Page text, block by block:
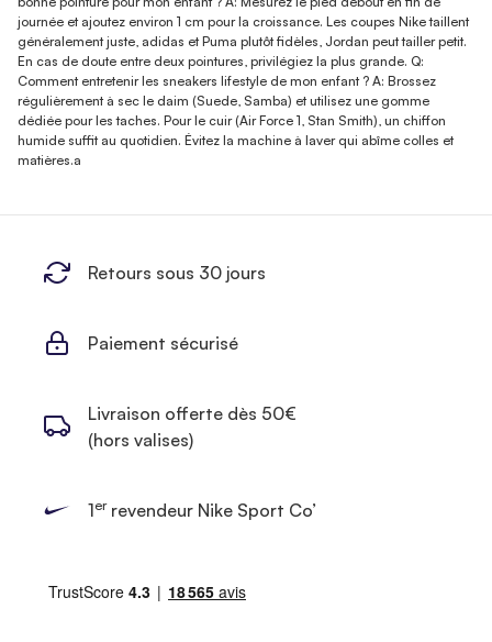
journée et ajoutez environ 1 cm pour la croissance. Les coupes Nike taillent
généralement juste, adidas et Puma plutôt fidèles, Jordan peut tailler petit.
En cas de doute entre deux pointures, privilégiez la plus grande. Q:
Comment entretenir les sneakers lifestyle de mon enfant ? A: Brossez
régulièrement à sec le daim (Suede, Samba) et utilisez une gomme
dédiée pour les taches. Pour le cuir (Air Force 1, Stan Smith), un chiffon
humide suffit au quotidien. Évitez la machine à laver qui abîme colles et
matières.a
Retours sous 30 jours
Paiement sécurisé
Livraison offerte dès 50€
(hors valises)
1errevendeur Nike Sport Co’